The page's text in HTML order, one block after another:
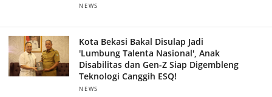
NEWS
Kota Bekasi Bakal Disulap Jadi
'Lumbung Talenta Nasional', Anak
Disabilitas dan Gen-Z Siap Digembleng
Teknologi Canggih ESQ!
NEWS